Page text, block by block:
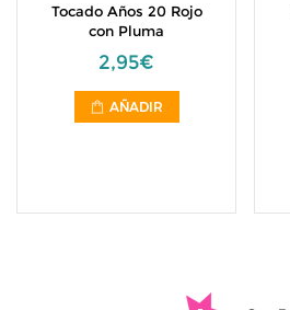
Tocado Años 20 Rojo
con Pluma
2,95€
AÑADIR